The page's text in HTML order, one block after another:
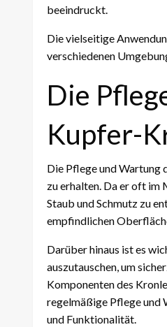
beeindruckt.
Die vielseitige
verschiedenen
Die
Kupfer-
Die Pflege und Wartung
zu erhalten. Da er oft im
Staub und Schmutz zu
empfindlichen
Darüber hinaus ist es
auszutauschen, um
Komponenten des
regelmäßige Pflege und
und Funktionalität.